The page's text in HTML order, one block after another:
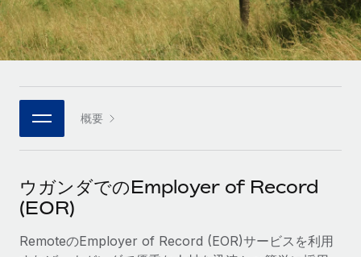
プラットフォーム
チームのための人事の基本機能を内蔵
接続 新しい
当社のMCPを使用して、あらゆるAIツールをRemoteに接続
統合
基本的なビジネスツールを活用して業務プロセスを効率化す
サービス
専門家に相談
企業
大企業向けのグローバルHR
パートナーに登録
戦略的テクノロジーパートナー
グローバルな人事機能を柔軟に自社プラットフォームへ統合
当社とのパートナーシップの可能性を検討する
Remote Build
統合とAI自動化に関するコンサルティング
HR用語集
チェックリストおよびテンプレート
職務内容ライブラリ
ウェビナー
イベント
ニュースルーム
給与・人材情報
情報センター
Italiano
Português (Portugal)
日本語
한국어 概要
ウガンダでのEmployer of Record
(EOR)
RemoteのEmployer of Record (EOR)サービスを利用